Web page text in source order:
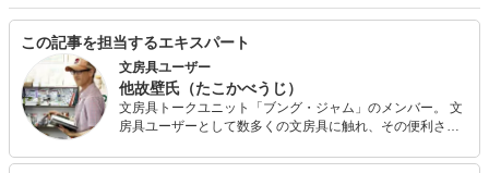
この記事を担当するエキスパート
文房具ユーザー
他故壁氏（たこかべうじ）
文房具トークユニット「ブング・ジャム」のメンバー。 文
房具ユーザーとして数多くの文房具に触れ、その便利さを
を中心としたパーソナル文具全般に興味がある。 コレクタ